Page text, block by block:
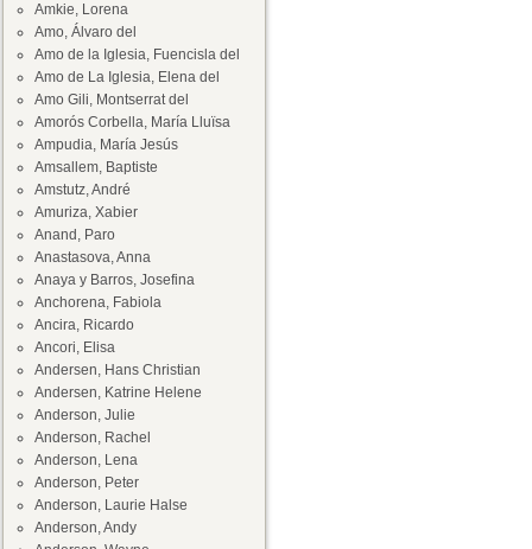
Amkie, Lorena
Amo, Álvaro del
Amo de la Iglesia, Fuencisla del
Amo de La Iglesia, Elena del
Amo Gili, Montserrat del
Amorós Corbella, María Lluïsa
Ampudia, María Jesús
Amsallem, Baptiste
Amstutz, André
Amuriza, Xabier
Anand, Paro
Anastasova, Anna
Anaya y Barros, Josefina
Anchorena, Fabiola
Ancira, Ricardo
Ancori, Elisa
Andersen, Hans Christian
Andersen, Katrine Helene
Anderson, Julie
Anderson, Rachel
Anderson, Lena
Anderson, Peter
Anderson, Laurie Halse
Anderson, Andy